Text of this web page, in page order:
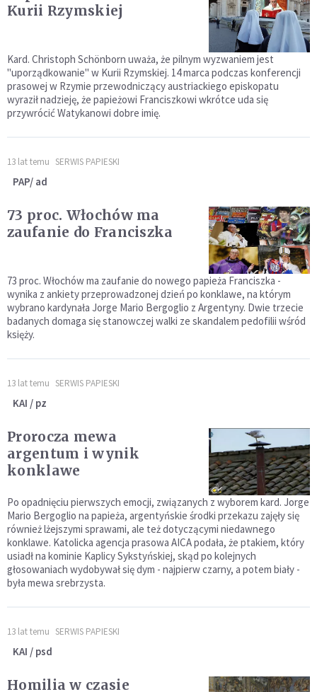
Kurii Rzymskiej
Kard. Christoph Schönborn uważa, że pilnym wyzwaniem jest
"uporządkowanie" w Kurii Rzymskiej. 14 marca podczas konferencji
prasowej w Rzymie przewodniczący austriackiego episkopatu
wyraził nadzieję, że papieżowi Franciszkowi wkrótce uda się
przywrócić Watykanowi dobre imię.
13 lat temu SERWIS PAPIESKI
PAP/ ad
73 proc. Włochów ma
zaufanie do Franciszka
73 proc. Włochów ma zaufanie do nowego papieża Franciszka -
wynika z ankiety przeprowadzonej dzień po konklawe, na którym
wybrano kardynała Jorge Mario Bergoglio z Argentyny. Dwie trzecie
badanych domaga się stanowczej walki ze skandalem pedofilii wśród
księży.
13 lat temu SERWIS PAPIESKI
KAI / pz
Prorocza mewa
argentum i wynik
konklawe
Po opadnięciu pierwszych emocji, związanych z wyborem kard. Jorge
Mario Bergoglio na papieża, argentyńskie środki przekazu zajęły się
również lżejszymi sprawami, ale też dotyczącymi niedawnego
konklawe. Katolicka agencja prasowa AICA podała, że ptakiem, który
usiadł na kominie Kaplicy Sykstyńskiej, skąd po kolejnych
głosowaniach wydobywał się dym - najpierw czarny, a potem biały -
była mewa srebrzysta.
13 lat temu SERWIS PAPIESKI
KAI / psd
Homilia w czasie